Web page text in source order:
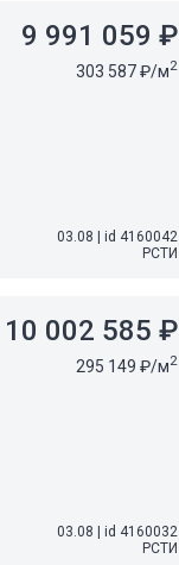
9 991 059 ₽
303 587 ₽/м2
03.08 | id 4160042
РСТИ
10 002 585 ₽
295 149 ₽/м2
03.08 | id 4160032
РСТИ